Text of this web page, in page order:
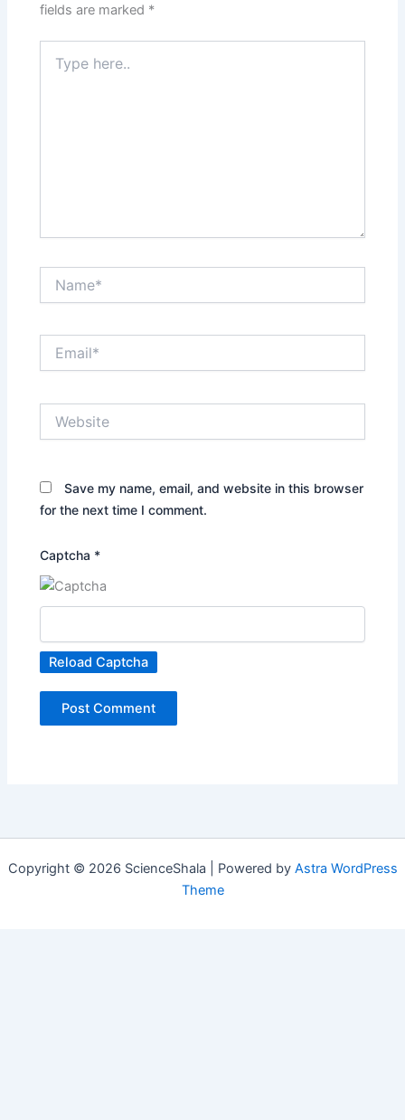
fields are marked *
here..
Save my name, email, and website in this browser
for the next time I comment.
Captcha *
Reload Captcha
Copyright © 2026 ScienceShala | Powered by Astra WordPress
Theme